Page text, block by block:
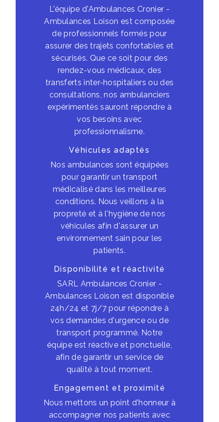
L'équipe d'Ambulances Cronier -
Ambulances Loison est composée
de professionnels formés pour
assurer des trajets confortables et
sécurisés. Que ce soit pour des
rendez-vous médicaux, des
transferts inter-hospitaliers ou des
consultations, nos ambulanciers
expérimentés sauront répondre à
vos besoins avec
professionnalisme.
Véhicules adaptés
Nos ambulances sont équipées
pour garantir un transport
médicalisé dans les meilleures
conditions. Nous veillons à la
propreté et à l'hygiène de nos
véhicules afin d'assurer un
environnement sain pour les
patients.
Disponibilité et réactivité
SARL Ambulances Cronier -
Ambulances Loison est disponible
24h/24 et 7j/7 pour répondre à
vos demandes d'urgence ou de
transport programmé. Notre
équipe est réactive et ponctuelle,
afin de garantir un service de
qualité à tout moment.
Engagement et proximité
Nous mettons un point d'honneur à
accompagner nos patients avec